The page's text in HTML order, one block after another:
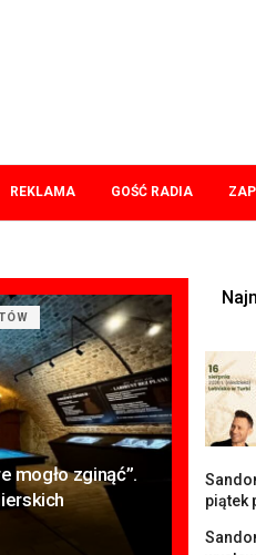
REKLAMA GOŚĆ RADIA
mogło zginąć”.
piątek